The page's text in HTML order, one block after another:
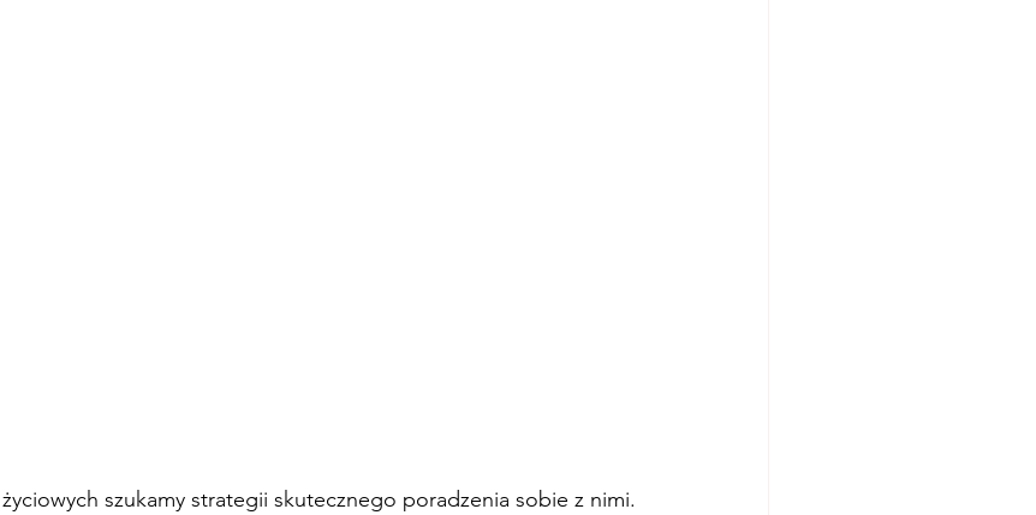
szukamy strategii skutecznego poradzenia sobie z nimi.